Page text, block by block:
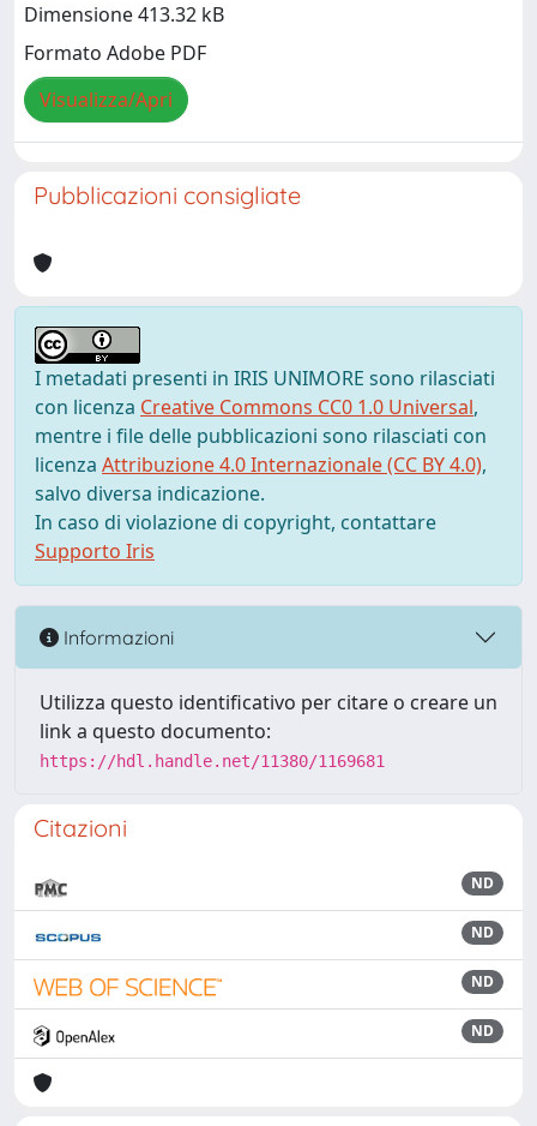
Dimensione 413.32 kB
Formato Adobe PDF
Visualizza/Apri
Pubblicazioni consigliate
I metadati presenti in IRIS UNIMORE sono rilasciati
con licenza Creative Commons CC0 1.0 Universal,
mentre i file delle pubblicazioni sono rilasciati con
licenza Attribuzione 4.0 Internazionale (CC BY 4.0),
salvo diversa indicazione.
In caso di violazione di copyright, contattare
Supporto Iris
Informazioni
Utilizza questo identificativo per citare o creare un
link a questo documento:
https://hdl.handle.net/11380/1169681
Citazioni
ND
ND
ND
ND